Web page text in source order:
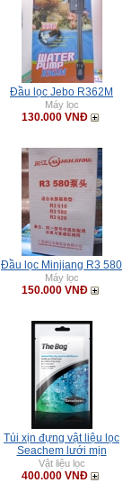
Đầu lọc Jebo R362M
Máy lọc
130.000 VNĐ
Đầu lọc Minjiang R3 580
Máy lọc
150.000 VNĐ
Túi xịn đựng vật liệu lọc
Seachem lưới mịn
Vật liệu lọc
400.000 VNĐ